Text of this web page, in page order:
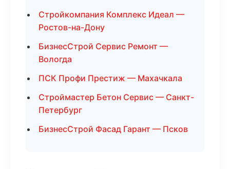
Стройкомпания Комплекс Идеал —
Ростов-на-Дону
БизнесСтрой Сервис Ремонт —
Вологда
ПСК Профи Престиж — Махачкала
Строймастер Бетон Сервис — Санкт-
Петербург
БизнесСтрой Фасад Гарант — Псков